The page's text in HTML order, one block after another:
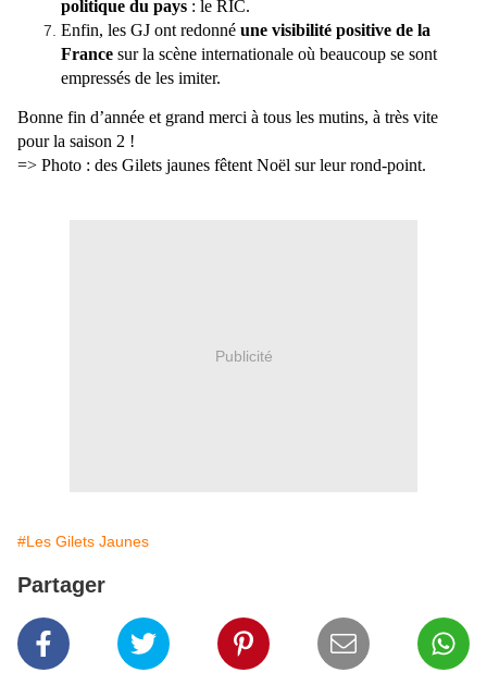
politique du pays : le RIC.
Enfin, les GJ ont redonné une visibilité positive de la
France sur la scène internationale où beaucoup se sont
empressés de les imiter.
Bonne fin d’année et grand merci à tous les mutins, à très vite
pour la saison 2 !
=> Photo : des Gilets jaunes fêtent Noël sur leur rond-point.
Publicité
#Les Gilets Jaunes
Partager